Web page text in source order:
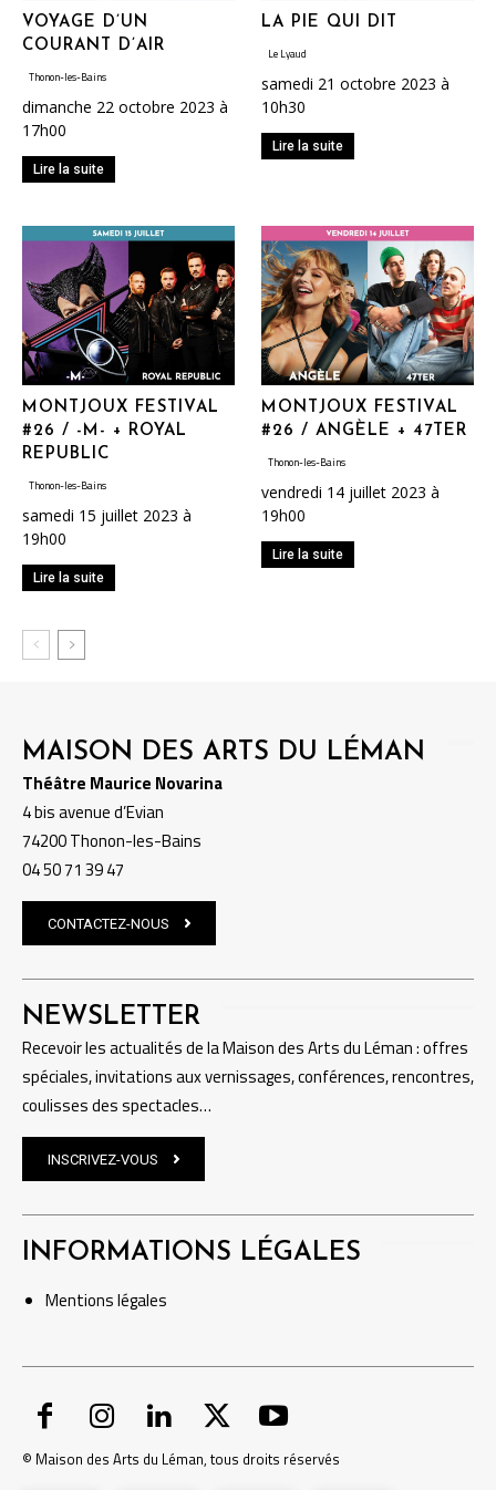
VOYAGE D’UN
COURANT D’AIR
Thonon-les-Bains
dimanche 22 octobre 2023 à
17h00
Lire la suite
LA PIE QUI DIT
Le Lyaud
samedi 21 octobre 2023 à
10h30
Lire la suite
MONTJOUX FESTIVAL
#26 / -M- + ROYAL
REPUBLIC
Thonon-les-Bains
samedi 15 juillet 2023 à
19h00
Lire la suite
MONTJOUX FESTIVAL
#26 / ANGÈLE + 47TER
Thonon-les-Bains
vendredi 14 juillet 2023 à
19h00
Lire la suite
MAISON DES ARTS DU LÉMAN
Théâtre Maurice Novarina
4 bis avenue d’Evian
74200 Thonon-les-Bains
04 50 71 39 47
CONTACTEZ-NOUS
NEWSLETTER
Recevoir les actualités de la Maison des Arts du Léman : offres
spéciales, invitations aux vernissages, conférences, rencontres,
coulisses des spectacles…
INSCRIVEZ-VOUS
INFORMATIONS LÉGALES
Mentionslégales
© Maison des Arts du Léman, tous droits réservés